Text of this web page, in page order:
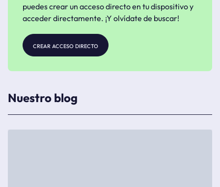
puedes crear un acceso directo en tu dispositivo y
acceder directamente. ¡Y olvídate de buscar!
crear acceso directo
Nuestro blog